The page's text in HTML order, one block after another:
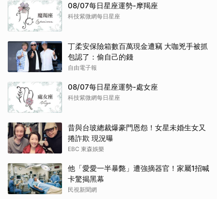
08/07每日星座運勢-摩羯座
科技紫微網每日星座
丁柔安保險箱數百萬現金遭竊 大咖兇手被抓
包認了：偷自己的錢
自由電子報
08/07每日星座運勢-處女座
科技紫微網每日星座
昔與台玻總裁爆豪門恩怨！女星未婚生女又
捲詐欺 現況曝
EBC 東森娛樂
他「愛愛一半暴斃」遭強摘器官！家屬1招喊
卡驚揭黑幕
民視新聞網